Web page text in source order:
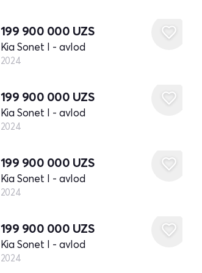
199 900 000 UZS
Kia Sonet I - avlod
2024
199 900 000 UZS
Kia Sonet I - avlod
2024
199 900 000 UZS
Kia Sonet I - avlod
2024
199 900 000 UZS
Kia Sonet I - avlod
2024